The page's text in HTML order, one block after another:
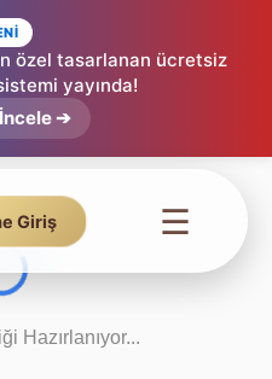
özel tasarlanan ücretsiz
yayında!
➔
Giriş ☰
Hazırlanıyor...